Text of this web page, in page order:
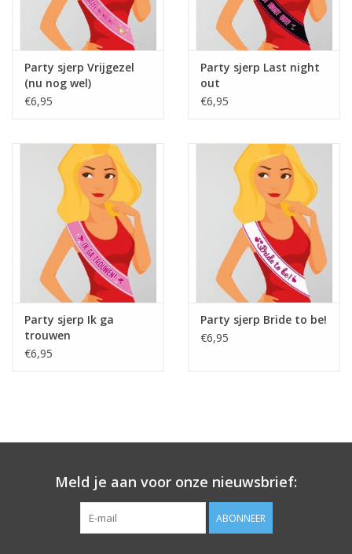
Party sjerp Vrijgezel
(nu nog wel)
€6,95
Party sjerp Last night
out
€6,95
Party sjerp Ik ga
trouwen
€6,95
Party sjerp Bride to be!
€6,95
Meld je aan voor onze nieuwsbrief:
ABONNEER